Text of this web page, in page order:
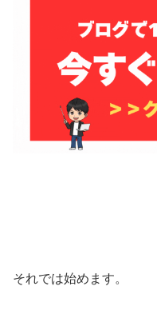
それでは始めます。